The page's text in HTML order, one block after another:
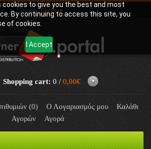
cookies to give you the best and most
By continuing to access this site, you
of cookies.
I Accept
Γλώσσα:Greek
Shopping cart: 0 / 0,00€
(0) Ο Λογαριασμός μου
Καλάθι
Αγορών
Αγορά